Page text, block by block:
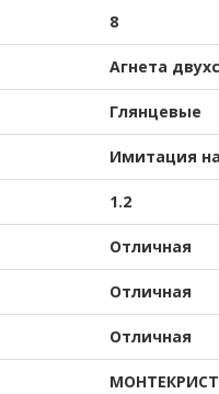
8
Агнета
Глянцевые
Имитация
1.2
Отличная
Отличная
Отличная